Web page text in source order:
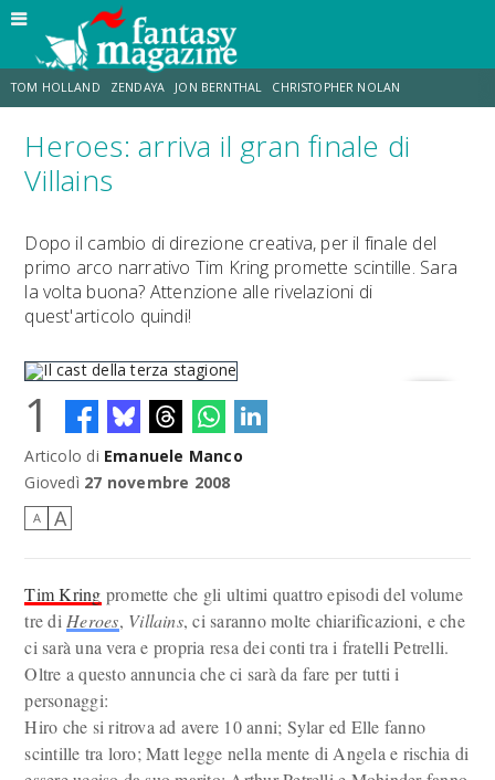
TOM HOLLAND ZENDAYA JON BERNTHAL CHRISTOPHER NOLAN
STRANIMONDI LUCCA COMICS & GAMES ODISSEA CHRIS MCKENNA
Heroes: arriva il gran finale di
Villains
Dopo il cambio di direzione creativa, per il finale del
primo arco narrativo Tim Kring promette scintille. Sara
la volta buona? Attenzione alle rivelazioni di
quest'articolo quindi!
Il cast della terza stagione
1
Articolo di Emanuele Manco
Giovedì 27 novembre 2008
A A
Tim Kring promette che gli ultimi quattro episodi del volume
tre di Heroes, Villains, ci saranno molte chiarificazioni, e che
ci sarà una vera e propria resa dei conti tra i fratelli Petrelli.
Oltre a questo annuncia che ci sarà da fare per tutti i
personaggi:
Hiro che si ritrova ad avere 10 anni; Sylar ed Elle fanno
scintille tra loro; Matt legge nella mente di Angela e rischia di